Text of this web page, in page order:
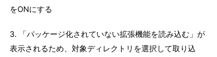
をONにする
3. 「パッケージ化されていない拡張機能を読み込む」が
表示されるため、対象ディレクトリを選択して取り込